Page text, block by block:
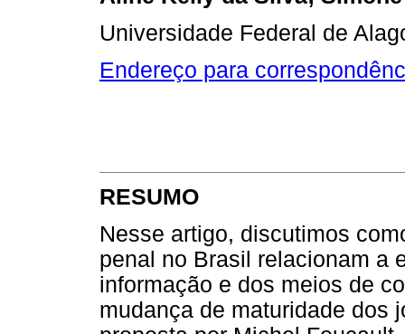
Universidade Federal de
Endereço para
RESUMO
Nesse artigo, discutimos
penal no Brasil relacionam a
informação e dos meios de
mudança de maturidade dos